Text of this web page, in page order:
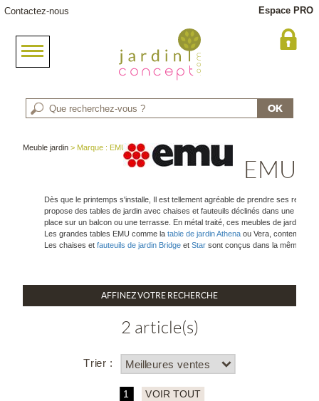
Contactez-nous Espace PRO
Meuble jardin > Marque : EMU
EMU
Dès que le printemps s'installe, Il est tellement agréable de prendre ses repas
propose des tables de jardin avec chaises et fauteuils déclinés dans une
place sur un balcon ou une terrasse. En métal traité, ces meubles de jardin
Les grandes tables EMU comme latable de jardin Athena ou Vera,
Les chaises et fauteuils de jardin Bridge etStar sont conçus dans la même
AFFINEZ VOTRE RECHERCHE
2 article(s)
Trier :
1 VOIR TOUT